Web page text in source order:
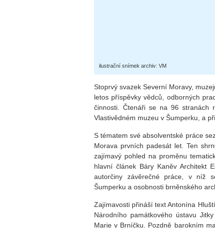
ilustrační snímek archiv: VM
Stoprvý svazek Severní Moravy,
letos příspěvky vědců, odborných
činnosti. Čtenáři se na 96 stranách
Vlastivědném muzeu v Šumperku, a
S tématem své absolventské práce
Morava prvních padesát let. Ten
zajímavý pohled na proměnu
hlavní článek Báry Kaněv Architekt
autorčiny závěrečné práce, v níž
Šumperku a osobnosti brněnského
Zajímavosti přináší text Antonína
Národního památkového ústavu
Marie v Brníčku. Pozdně barokním